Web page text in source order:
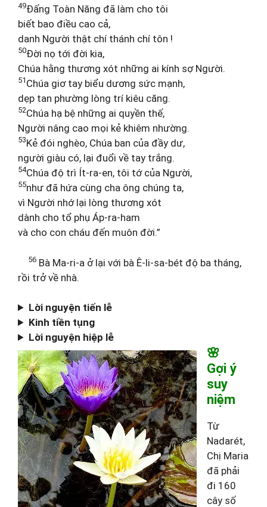
49Đấng Toàn Năng đã làm cho tôi
biết bao điều cao cả,
danh Người thật chí thánh chí tôn !
50Đời nọ tới đời kia,
Chúa hằng thương xót những ai kính sợ Người.
51 Chúa giơ tay biểu dương sức mạnh,
dẹp tan phường lòng trí kiêu căng.
52Chúa hạ bệ những ai quyền thế,
Người nâng cao mọi kẻ khiêm nhường.
53Kẻ đói nghèo, Chúa ban của đầy dư,
người giàu có, lại đuổi về tay trắng.
54Chúa độ trì Ít-ra-en, tôi tớ của Người,
55như đã hứa cùng cha ông chúng ta,
vì Người nhớ lại lòng thương xót
dành cho tổ phụ Áp-ra-ham
và cho con cháu đến muôn đời.”
56 Bà Ma-ri-a ở lại với bà Ê-li-sa-bét độ ba tháng,
rồi trở về nhà.
Lời nguyện tiến lễ
Kinh tiền tụng
Lời nguyện hiệp lễ
🌸
Gợi ý
suy
niệm
Từ
Nadarét,
Chị Maria
đã phải
đi 160
cây số